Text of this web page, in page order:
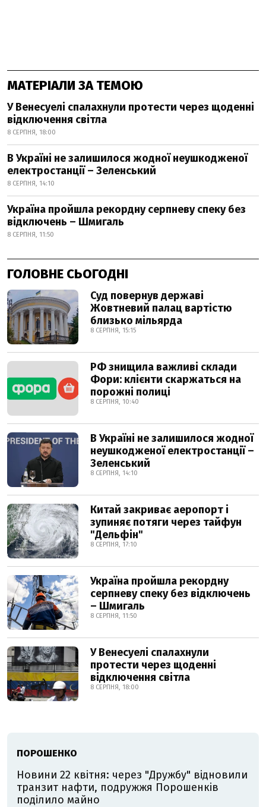
МАТЕРІАЛИ ЗА ТЕМОЮ
У Венесуелі спалахнули протести через щоденні
відключення світла
8 СЕРПНЯ, 18:00
В Україні не залишилося жодної неушкодженої
електростанції – Зеленський
8 СЕРПНЯ, 14:10
Україна пройшла рекордну серпневу спеку без
відключень – Шмигаль
8 СЕРПНЯ, 11:50
ГОЛОВНЕ СЬОГОДНІ
Суд повернув державі
Жовтневий палац вартістю
близько мільярда
8 СЕРПНЯ, 15:15
РФ знищила важливі склади
Фори: клієнти скаржаться на
порожні полиці
8 СЕРПНЯ, 10:40
В Україні не залишилося жодної
неушкодженої електростанції –
Зеленський
8 СЕРПНЯ, 14:10
Китай закриває аеропорт і
зупиняє потяги через тайфун
"Дельфін"
8 СЕРПНЯ, 17:10
Україна пройшла рекордну
серпневу спеку без відключень
– Шмигаль
8 СЕРПНЯ, 11:50
У Венесуелі спалахнули
протести через щоденні
відключення світла
8 СЕРПНЯ, 18:00
ПОРОШЕНКО
Новини 22 квітня: через "Дружбу" відновили
транзит нафти, подружжя Порошенків
поділило майно